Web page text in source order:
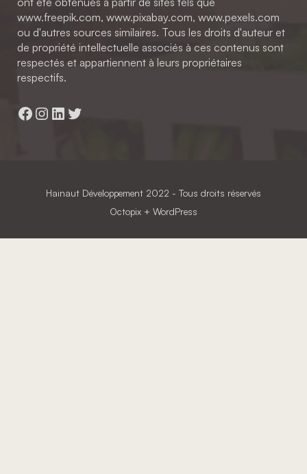
www.freepik.com, www.pixabay.com, www.pexels.com
ou d'autres sources similaires. Tous les droits d'auteur et
de propriété intellectuelle associés à ces contenus sont
respectés et appartiennent à leurs propriétaires
respectifs.
Facebook
Instagram
LinkedIn
Twitter
Hainaut Développement 2022 - Tous droits réservés
Octopix + WordPress